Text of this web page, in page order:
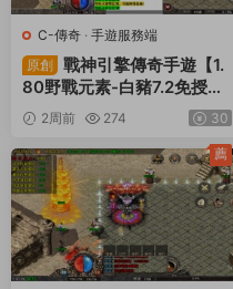
C-傳奇 · 手遊服務端
原創
戰神引擎傳奇手遊【1.
80野戰元素-白豬7.2免授
權】Win一鍵服務端+安卓+
GM授權物品後台+視頻架設
教程
2周前 274 30
薦